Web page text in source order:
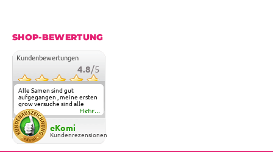
SHOP-BEWERTUNG
Kundenbewertungen
4.8/5
Alle Samen sind gut
aufgegangen , meine ersten
grow versuche sind alle
geglückt. Die Sorten und
Anbieter Vielfalt
überzeugen sehr . Werde
wohl immer hier bestellen !
Mehr...
eKomi
Kundenrezensionen